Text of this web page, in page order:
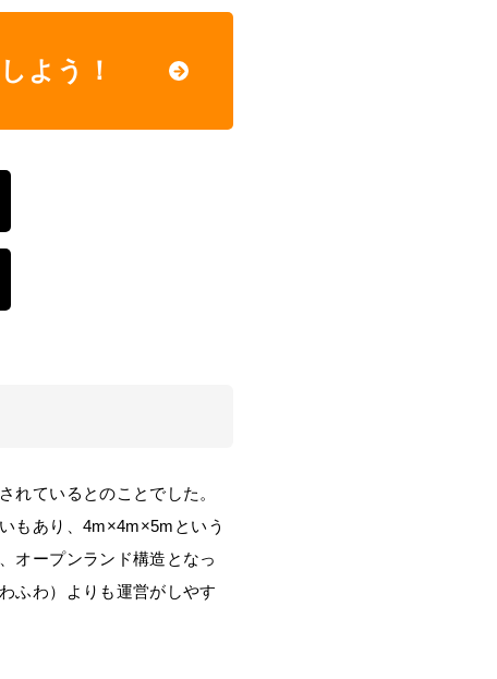
よう！
れているとのことでした。
もあり、4m×4m×5mという
オープンランド構造となっ
ふわ）よりも運営がしやす